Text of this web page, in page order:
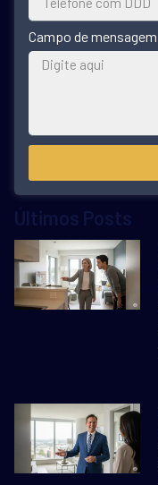
Campo de mensagem
Últimos Posts